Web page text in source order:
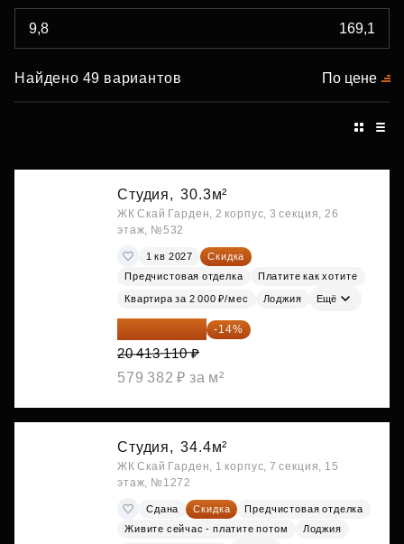
Найдено 49 вариантов По цене
Студия, 30.3м²
ЖК Скай Гарден, 2 корпус, 3 секция, 26
этаж, №532
1 кв 2027
Скидка
Предчистовая отделка
Платите как хотите
Квартира за 2 000 ₽/мес Лоджия Ещё
17 555 275 ₽ -14%
20 413 110 ₽
579 382 ₽ за м²
Студия, 34.4м²
ЖК Скай Гарден, 1 корпус, 7 секция, 15
этаж, №1272
Сдана Скидка
Предчистовая отделка
Живите сейчас - платите потом
Лоджия